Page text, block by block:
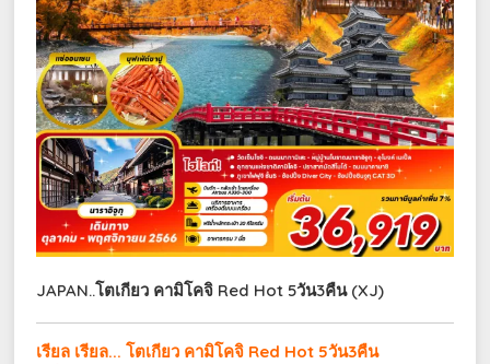
JAPAN..โตเกียว คามิโคจิ Red Hot 5วัน3คืน (XJ)
เรียล เรียล... โตเกียว คามิโคจิ Red Hot 5วัน3คืน